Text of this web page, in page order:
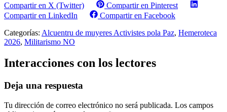
Compartir en X (Twitter)
Compartir en Pinterest
Compartir en LinkedIn
Compartir en Facebook
Categorías: Alcuentru de muyeres Activistes pola Paz, Hemeroteca
2026, Militarismo NO
Interacciones con los lectores
Deja una respuesta
Tu dirección de correo electrónico no será publicada. Los campos